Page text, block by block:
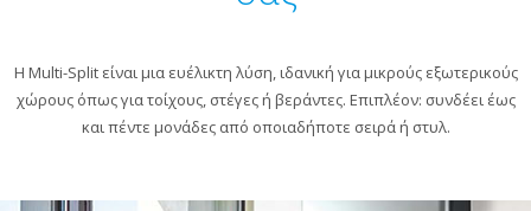
Η Multi-Split είναι μια ευέλικτη λύση, ιδανική για μικρούς εξωτερικούς
χώρους όπως για τοίχους, στέγες ή βεράντες. Επιπλέον: συνδέει έως
και πέντε μονάδες από οποιαδήποτε σειρά ή στυλ.